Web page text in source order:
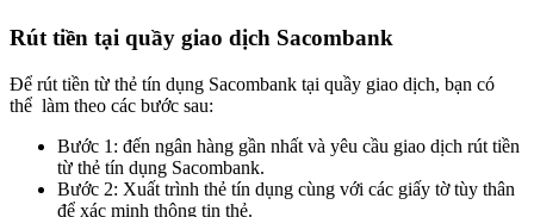
Rút tiền tại quầy giao dịch Sacombank
Để rút tiền từ thẻ tín dụng Sacombank tại quầy giao dịch, bạn có
thể làm theo các bước sau:
Bước 1: đến ngân hàng gần nhất và yêu cầu giao dịch rút tiền
từ thẻ tín dụng Sacombank.
Bước 2: Xuất trình thẻ tín dụng cùng với các giấy tờ tùy thân
để xác minh thông tin thẻ.